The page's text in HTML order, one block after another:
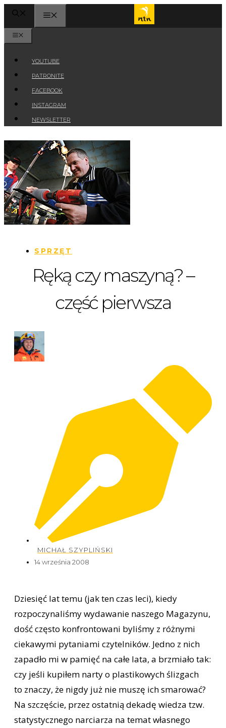
Przejdź
treści
YOUTUBE
PATRONITE
FACEBOOK
INSTAGRAM
NEWSLETTER
SPRZĘT
Ręką czy maszyną? –
część pierwsza
MICHAŁ SZYPLIŃSKI
14 września 2008
Dziesięć lat temu (jak ten czas leci), kiedy
rozpoczynaliśmy wydawanie naszego Magazynu,
dość często konfrontowani byliśmy z różnymi
ciekawymi pytaniami czytelników. Jedno z nich
zapadło mi w pamięć na całe lata, a brzmiało tak:
czy jeśli kupiłem narty o plastikowych ślizgach
to znaczy, że nigdy już nie muszę ich smarować?
Na szczęście, przez ostatnią dekadę wiedza tzw.
statystycznego narciarza na temat własnego